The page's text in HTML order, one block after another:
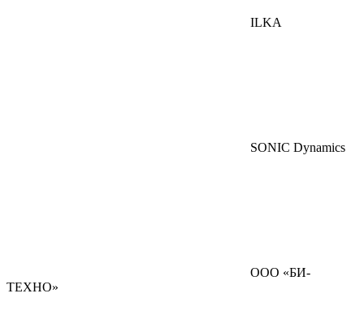
ILKA
SONIC Dynamics
ООО «БИ-
ТЕХНО»